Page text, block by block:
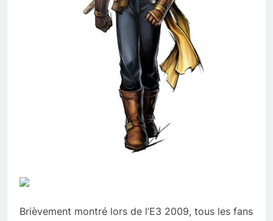
Brièvement montré lors de l’E3 2009, tous les fans